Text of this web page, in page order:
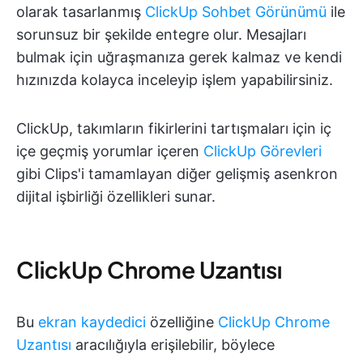
olarak tasarlanmış ClickUp Sohbet Görünümü ile
sorunsuz bir şekilde entegre olur. Mesajları
bulmak için uğraşmanıza gerek kalmaz ve kendi
hızınızda kolayca inceleyip işlem yapabilirsiniz.
ClickUp, takımların fikirlerini tartışmaları için iç
içe geçmiş yorumlar içeren ClickUp Görevleri
gibi Clips'i tamamlayan diğer gelişmiş asenkron
dijital işbirliği özellikleri sunar.
ClickUp Chrome Uzantısı
Bu ekran kaydedici özelliğine ClickUp Chrome
Uzantısı aracılığıyla erişilebilir, böylece